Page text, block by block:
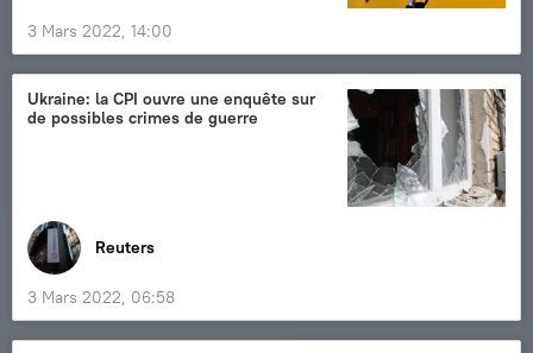
3 Mars 2022, 14:00
Ukraine: la CPI ouvre une enquête sur
de possibles crimes de guerre
Reuters
3 Mars 2022, 06:58